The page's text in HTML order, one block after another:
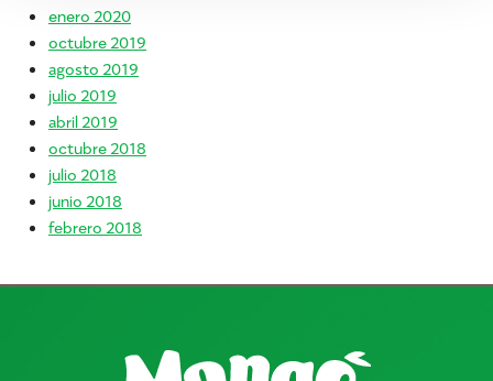
enero 2020
octubre 2019
agosto 2019
julio 2019
abril 2019
octubre 2018
julio 2018
junio 2018
febrero 2018